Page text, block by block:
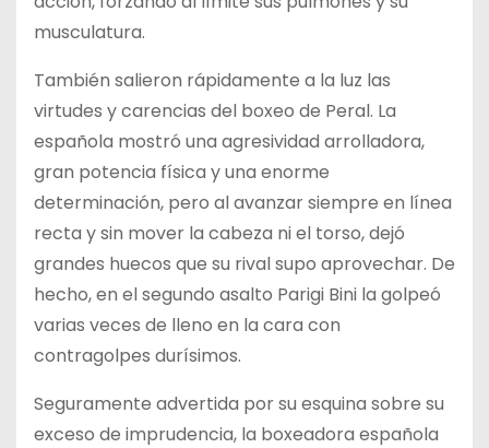
musculatura.
También salieron rápidamente a la luz las
virtudes y carencias del boxeo de Peral. La
española mostró una agresividad arrolladora,
gran potencia física y una enorme
determinación, pero al avanzar siempre en línea
recta y sin mover la cabeza ni el torso, dejó
grandes huecos que su rival supo aprovechar. De
hecho, en el segundo asalto Parigi Bini la golpeó
varias veces de lleno en la cara con
contragolpes durísimos.
Seguramente advertida por su esquina sobre su
exceso de imprudencia, la boxeadora española